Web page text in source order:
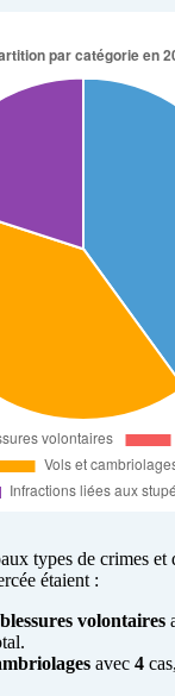
types de crimes et
étaient :
volontaires
avec 4